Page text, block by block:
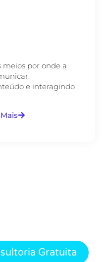
meios por onde a
e interagindo
Gratuita